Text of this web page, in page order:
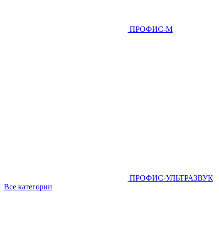
ПРОФИС-М
ПРОФИС-УЛЬТРАЗВУК
Все категории